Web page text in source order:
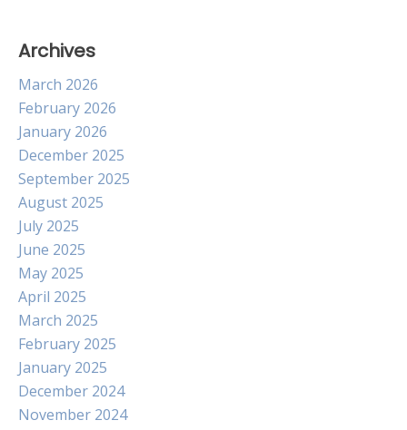
Archives
March 2026
February 2026
January 2026
December 2025
September 2025
August 2025
July 2025
June 2025
May 2025
April 2025
March 2025
February 2025
January 2025
December 2024
November 2024